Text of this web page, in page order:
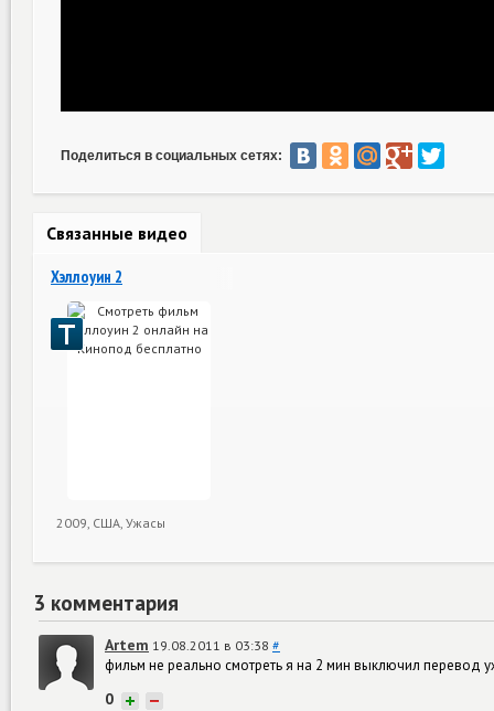
Поделиться в социальных сетях:
Связанные видео
Хэллоуин 2
2009, США, Ужасы
3 комментария
Artem 19.08.2011 в 03:38 #
фильм не реально смотреть я на 2 мин выключил перевод
0 + −